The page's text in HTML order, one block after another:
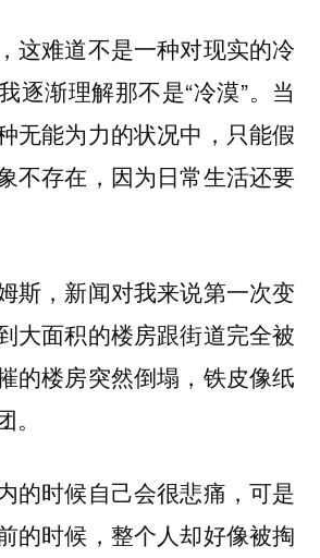
这难道不是一种对现实的冷
逐渐理解那不是“冷漠”。当
无能为力的状况中，只能假
不存在，因为日常生活还要
斯，新闻对我来说第一次变
大面积的楼房跟街道完全被
的楼房突然倒塌，铁皮像纸
的时候自己会很悲痛，可是
的时候，整个人却好像被掏